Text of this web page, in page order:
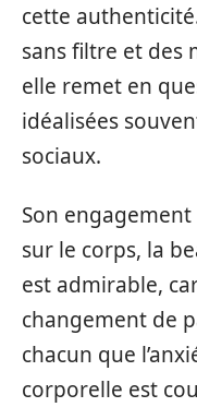
cette
sans filtre et des
elle remet en
idéalisées
sociaux.
Son
sur le corps, la
est admirable,
changement de
chacun que
corporelle est